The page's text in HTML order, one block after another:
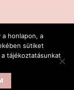
a honlapon, a
sütiket
tájékoztatásunkat